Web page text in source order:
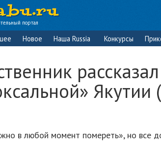
портал
Новое Наша Russia Конкурсы
Якутии
в любой момент помереть», но все